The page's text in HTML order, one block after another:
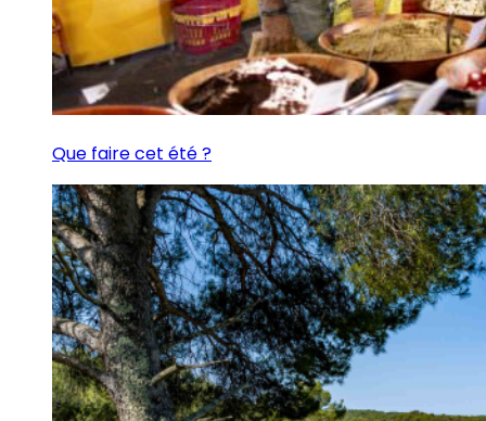
Que faire cet été ?